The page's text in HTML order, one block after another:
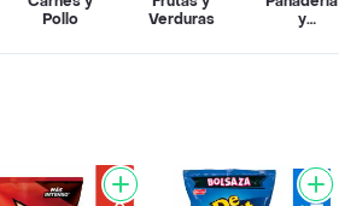
Pollo
Verduras
y